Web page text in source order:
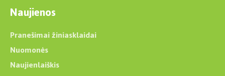
Naujienos
Pranešimai žiniasklaidai
Nuomonės
Naujienlaiškis